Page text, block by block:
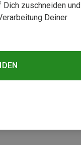
zuschneiden und
Deiner